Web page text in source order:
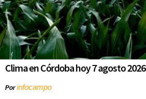
Clima en Córdoba hoy 7 agosto 2026
Porinfocampo